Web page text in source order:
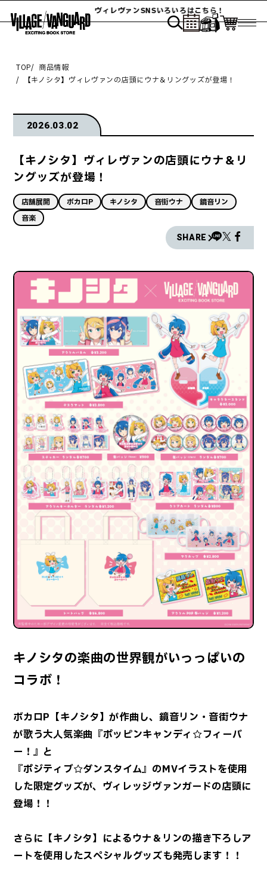
ヴィレヴァンSNSいろいろはこちら！
TOP
商品情報
【キノシタ】ヴィレヴァンの店頭にウナ＆リングッズが登場！
2026.03.02
【キノシタ】ヴィレヴァンの店頭にウナ＆リ
ングッズが登場！
店舗展開 ボカロP キノシタ 音街ウナ
鏡音リン
音楽
SHARE
キノシタの楽曲の世界観がいっっぱいの
コラボ！
ボカロP【キノシタ】が作曲し、鏡音リン・音街ウナ
が歌う大人気楽曲『ポッピンキャンディ☆フィーバ
ー！』と
『ポジティブ☆ダンスタイム』のMVイラストを使用
した限定グッズが、ヴィレッジヴァンガードの店頭に
登場！！
さらに【キノシタ】によるウナ＆リンの描き下ろしア
ートを使用したスペシャルグッズも発売します！！